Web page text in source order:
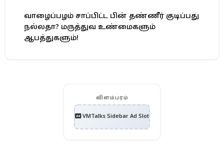
வாழைப்பழம் சாப்பிட்ட பின் தண்ணீர் குடிப்பது
நல்லதா? மருத்துவ உண்மைகளும்
ஆபத்துகளும்!
விளம்பரம்
VMTalks Sidebar Ad Slot